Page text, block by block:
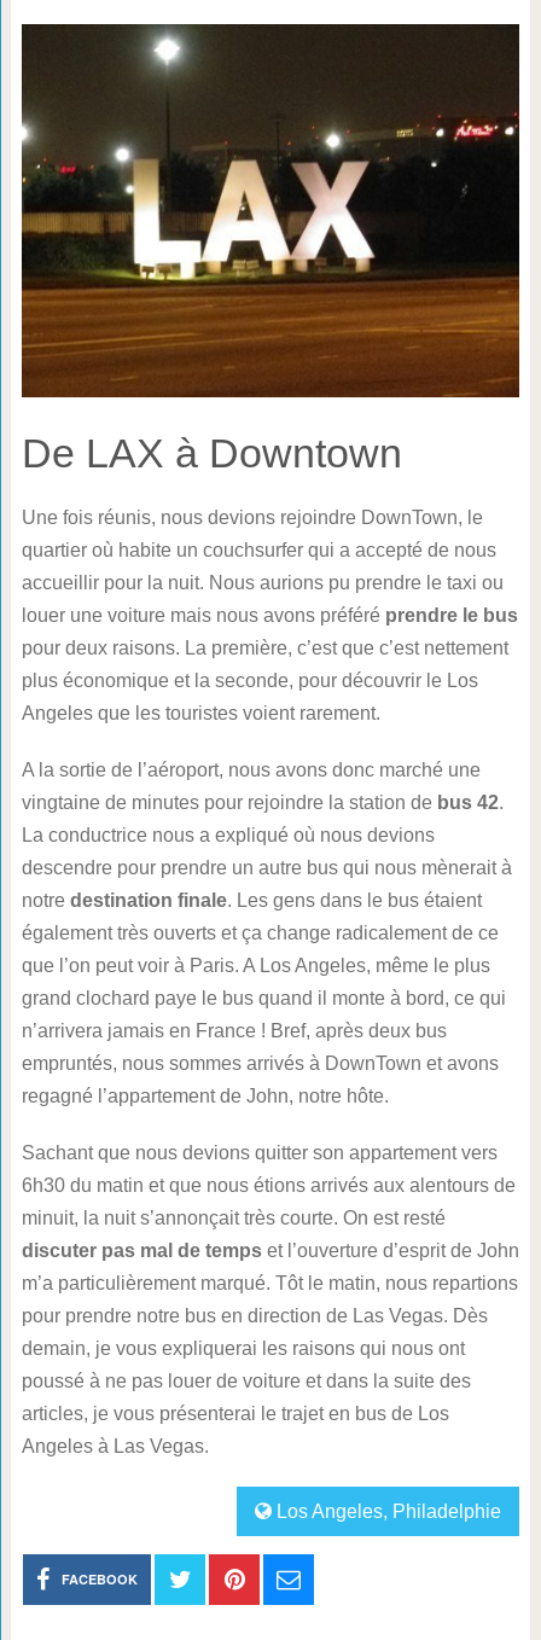
De LAX à Downtown
Une fois réunis, nous devions rejoindre DownTown, le
quartier où habite un couchsurfer qui a accepté de nous
accueillir pour la nuit. Nous aurions pu prendre le taxi ou
louer une voiture mais nous avons préféré prendre le bus
pour deux raisons. La première, c’est que c’est nettement
plus économique et la seconde, pour découvrir le Los
Angeles que les touristes voient rarement.
A la sortie de l’aéroport, nous avons donc marché une
vingtaine de minutes pour rejoindre la station de bus 42.
La conductrice nous a expliqué où nous devions
descendre pour prendre un autre bus qui nous mènerait à
notre destination finale. Les gens dans le bus étaient
également très ouverts et ça change radicalement de ce
que l’on peut voir à Paris. A Los Angeles, même le plus
grand clochard paye le bus quand il monte à bord, ce qui
n’arrivera jamais en France ! Bref, après deux bus
empruntés, nous sommes arrivés à DownTown et avons
regagné l’appartement de John, notre hôte.
Sachant que nous devions quitter son appartement vers
6h30 du matin et que nous étions arrivés aux alentours de
minuit, la nuit s’annonçait très courte. On est resté
discuter pas mal de tempset l’ouverture d’esprit de John
m’a particulièrement marqué. Tôt le matin, nous repartions
pour prendre notre bus en direction de Las Vegas. Dès
demain, je vous expliquerai les raisons qui nous ont
poussé à ne pas louer de voiture et dans la suite des
articles, je vous présenterai le trajet en bus de Los
Angeles à Las Vegas.
Los Angeles, Philadelphie
FACEBOOK